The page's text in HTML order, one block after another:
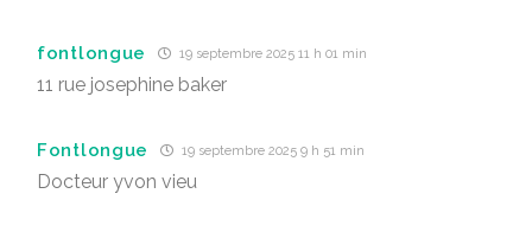
fontlongue 19 septembre 2025 11 h 01 min
11 rue josephine baker
Fontlongue 19 septembre 2025 9 h 51 min
Docteur yvon vieu